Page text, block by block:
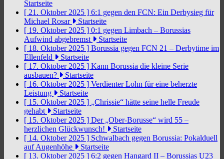
Startseite
[ 21. Oktober 2025 ] 6:1 gegen den FCN: Ein Derbysieg für
Michael Rosar
Startseite
[ 19. Oktober 2025 ] 0:1 gegen Limbach – Borussias
Aufwind abgebremst
Startseite
[ 18. Oktober 2025 ] Borussia gegen FCN 21 – Derbytime im
Ellenfeld
Startseite
[ 17. Oktober 2025 ] Kann Borussia die kleine Serie
ausbauen?
Startseite
[ 16. Oktober 2025 ] Verdienter Lohn für eine beherzte
Leistung
Startseite
[ 15. Oktober 2025 ] „Chrissie“ hätte seine helle Freude
gehabt
Startseite
[ 15. Oktober 2025 ] Der „Ober-Borusse“ wird 55 –
herzlichen Glückwunsch!
Startseite
[ 14. Oktober 2025 ] Schwalbach gegen Borussia: Pokalduell
auf Augenhöhe
Startseite
[ 13. Oktober 2025 ] 6:2 gegen Hangard II – Borussias U23